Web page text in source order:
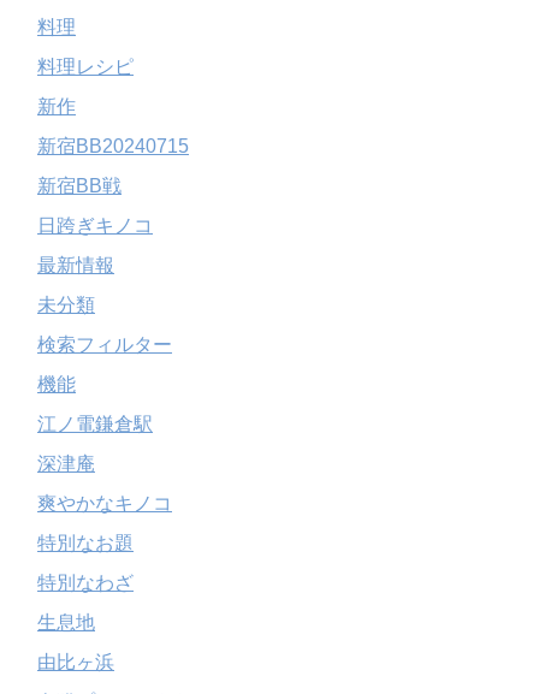
料理
料理レシピ
新作
新宿BB20240715
新宿BB戦
日跨ぎキノコ
最新情報
未分類
検索フィルター
機能
江ノ電鎌倉駅
深津庵
爽やかなキノコ
特別なお題
特別なわざ
生息地
由比ヶ浜